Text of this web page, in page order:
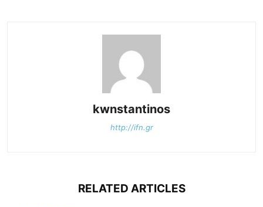
kwnstantinos
http://ifn.gr
RELATED ARTICLES